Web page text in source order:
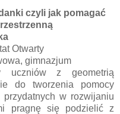
czyli jak pomagać
Otwarty
gimnazjum
uczniów z geometrią
do tworzenia pomocy
w rozwijaniu
pragnę się podzielić z